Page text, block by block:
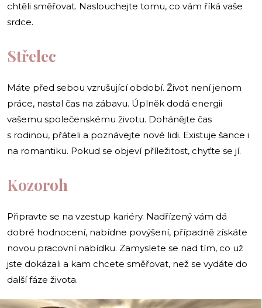
chtěli směřovat. Naslouchejte tomu, co vám říká vaše
srdce.
Střelec
Máte před sebou vzrušující období. Život není jenom
práce, nastal čas na zábavu. Úplněk dodá energii
vašemu společenskému životu. Dohánějte čas
s rodinou, přáteli a poznávejte nové lidi. Existuje šance i
na romantiku. Pokud se objeví příležitost, chyťte se jí.
Kozoroh
Připravte se na vzestup kariéry. Nadřízený vám dá
dobré hodnocení, nabídne povýšení, případně získáte
novou pracovní nabídku. Zamyslete se nad tím, co už
jste dokázali a kam chcete směřovat, než se vydáte do
další fáze života.